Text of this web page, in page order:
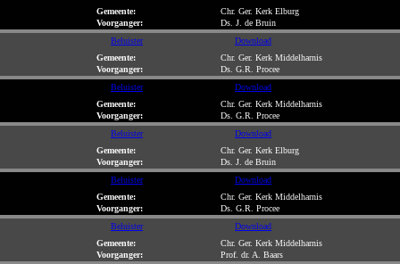
Gemeente:
Chr. Ger. Kerk Elburg
Voorganger:
Ds. J. de Bruin
Beluister
Download
Gemeente:
Chr. Ger. Kerk Middelharnis
Voorganger:
Ds. G.R. Procee
Beluister
Download
Gemeente:
Chr. Ger. Kerk Middelharnis
Voorganger:
Ds. G.R. Procee
Beluister
Download
Gemeente:
Chr. Ger. Kerk Elburg
Voorganger:
Ds. J. de Bruin
Beluister
Download
Gemeente:
Chr. Ger. Kerk Middelharnis
Voorganger:
Ds. G.R. Procee
Beluister
Download
Gemeente:
Chr. Ger. Kerk Middelharnis
Voorganger:
Prof. dr. A. Baars